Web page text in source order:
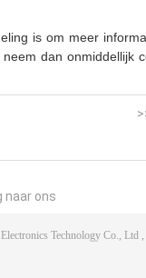
is om meer
dan onmiddellijk
naar ons